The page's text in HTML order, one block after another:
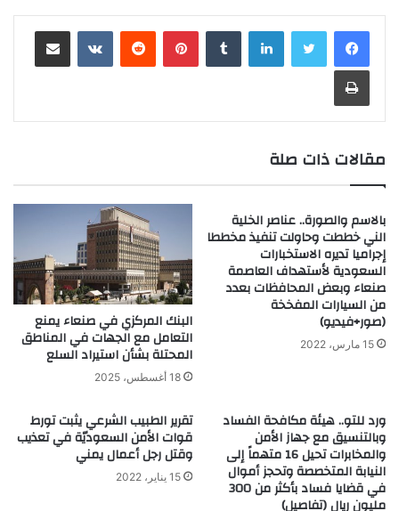
لينكدإن بينتيريست
مقالات ذات صلة
بالاسم والصورة.. عناصر الخلية
الني خططت وحاولت تنفيذ مخططا
إجراميا تديره الاستخبارات
السعودية لأستهداف العاصمة
صنعاء وبعض المحافظات بعدد
من السيارات المفخخة
(صور+فيديو)
15 مارس، 2022
البنك المركزي في صنعاء يمنع
التعامل مع الجهات في المناطق
المحتلة بشأن استيراد السلع
18 أغسطس، 2025
ورد للتو.. هيئة مكافحة الفساد
وبالتنسيق مع جهاز الأمن
والمخابرات تحيل 16 متهماً إلى
النيابة المتخصصة وتحجز أموال
في قضايا فساد بأكثر من 300
مليون ريال (تفاصيل)
تقرير الطبيب الشرعي يثبت تورط
قوات الأمن السعوديّة في تعذيب
وقتل رجل أعمال يمني
15 يناير، 2022